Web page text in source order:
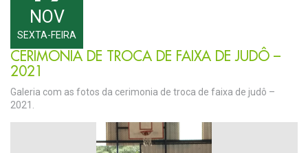
NOV
SEXTA-FEIRA
CERIMONIA DE TROCA DE FAIXA DE JUDÔ –
2021
Galeria com as fotos da cerimonia de troca de faixa de judô –
2021.